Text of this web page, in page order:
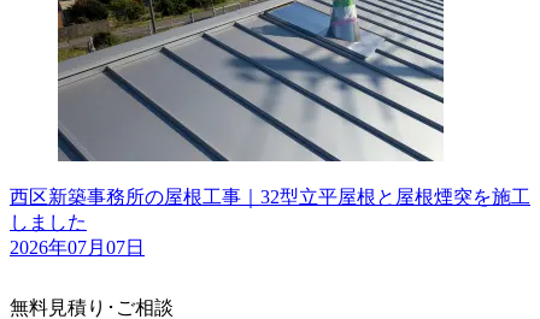
西区新築事務所の屋根工事｜32型立平屋根と屋根煙突を施工
しました
2026年07月07日
無料見積り･ご相談